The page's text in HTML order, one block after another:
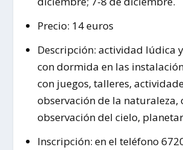
Precio: 14 euros
Descripción: actividad lúdica
con dormida en las
con juegos, talleres,
observación de la naturaleza,
observación del cielo,
Inscripción: en el teléfono